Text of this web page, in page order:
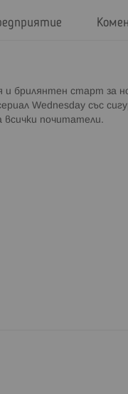
и брилянтен старт за
Wednesday със
всички почитатели.